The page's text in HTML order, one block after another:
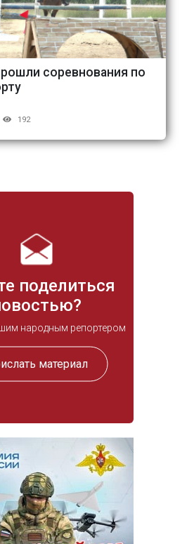
поделиться
народным репортером
материал
соревнования по
192